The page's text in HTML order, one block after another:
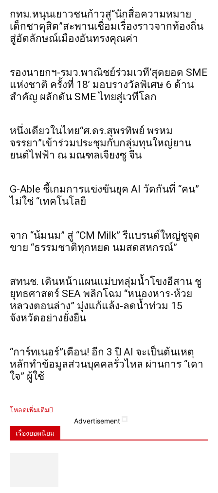
กทม.หนุนเยาวชนก้าวสู่“นักสื่อความหมาย
เด็กชาดุสิต”สะพานเชื่อมเรื่องราวจากท้องถิ่น
สู่อัตลักษณ์เมืองอันทรงคุณค่า
รองนายกฯ-รมว.พาณิชย์ร่วมเวที‘สุดยอด SME
แห่งชาติ ครั้งที่ 18’ มอบรางวัลพิเศษ 6 ด้าน
สำคัญ ผลักดัน SME ไทยสู่เวทีโลก
หนึ่งเดียวในไทย“ศ.ดร.สุพรทิพย์ พรหม
จรรยา”เข้าร่วมประชุมกับกลุ่มทุนใหญ่ยาน
ยนต์ไฟฟ้า ณ มณฑลเจียงซู จีน
G-Able ชี้เกมการแข่งขันยุค AI วัดกันที่ “คน”
ไม่ใช่ “เทคโนโลยี
จาก “น้มนม” สู่ “CM Milk” รีแบรนด์ใหญ่ชูจุด
ขาย “ธรรมชาติทุกหยด นมสดสหกรณ์”
สทนช. เดินหน้าแผนแม่บทลุ่มน้ำโขงอีสาน ชู
ยุทธศาสตร์ SEA พลิกโฉม “หนองหาร-ห้วย
หลวงตอนล่าง” มุ่งแก้แล้ง-ลดน้ำท่วม 15
จังหวัดอย่างยั่งยืน
“การ์ทเนอร์”เตือน! อีก 3 ปี AI จะเป็นต้นเหตุ
หลักทำข้อมูลส่วนบุคคลรั่วไหล ผ่านการ “เดา
ใจ” ผู้ใช้
โหลดเพิ่มเติม
Advertisement
เรื่องยอดนิยม